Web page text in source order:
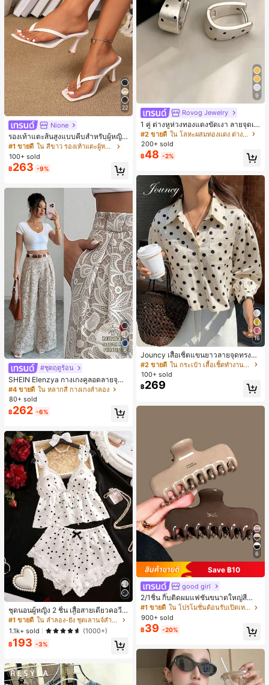
22
Nione
รองเท้าแตะส้นสูงแบบคีบสำหรับผู้หญิง
สไตล์คลาสสิก สีบล็อก สไตล์แฟรี่ฤดูร้อ
น ส้นเข็ม รองเท้าแตะแบบคีบ รองเท้าแ
ตะชายหาดแฟชั่นสายไขว้ รองเท้าผู้ห
ญิง สำหรับออฟฟิศ บ้าน กลางแจ้ง ดีไซ
น์หัวเหลี่ยม ชิคและหรูหรา สำหรับเดทไ
นท์
#1 ขายดี
ใน สีขาว รองเท้าแตะผู้หญิง
100+ sold
฿263 -9%
5
#ชุดฤดูร้อน
SHEIN Elenzya กางเกงคูลอตลายจุดเ
อวสูงแบบใหม่สำหรับฤดูใบไม้ผลิ/ฤดูร้อ
น, สไตล์หรูหราเหมาะสำหรับใส่ในชีวิต
ประจำวันและทำงาน, ให้ความรู้สึกวินเ
ทจสำหรับฤดูรับปริญญา, เทศกาลดนตร
#4 ขายดี ใน หลากสี กางเกงลำลอง
80+ sold
฿262 -6%
ชุดนอนผู้หญิง 2 ชิ้น เสื้อสายเดี่ยวคอวีลู
กไม้ พร้อมกางเกงขาสั้นแต่งลูกไม้ แต่ง
โบว์ที่เอว ชุดลำลองผู้หญิงนุ่มสบายน่ารั
ก สไตล์เอสเธติก
#1 ขายดี
ใน ลำลอง-ยัง ชุดเลานจ์สำหรับผู้หญิง
1.1k+ sold
(1000+)
฿193 -3%
9
Rovog Jewelry
1 คู่ ต่างหูห่วงทองแดงขัดเงา ลายจุดเร
ขาคณิตสไตล์มินิมอล เหมาะสำหรับสว
มใส่ประจำวันแบบสบายๆ สำหรับผู้หญิง
#2 ขายดี
ใน โลหะผสมทองแดง ต่างหูผู้หญิง
200+ sold
฿48 -2%
16
Jouncy เสื้อเชิ้ตแขนยาวลายจุดทรงหล
วมสำหรับผู้หญิง
#2 ขายดี
ใน กระเป๋า เสื้อเชิ้ตทำงานมีกระเป๋า
100+ sold
฿269
6
Save ฿10
good girl
2/1ชิ้น กิ๊บติดผมแฟชั่นขนาดใหญ่สีน้ำ
ตาลชานมสำหรับผู้หญิง เหมาะสำหรับก
ารอาบน้ำ ล้างหน้า และจัดแต่งทรงผม
#1 ขายดี
ใน โปรโมชั่นต้อนรับเปิดเทอม เครื่องประดับผมผู้หญิง
900+ sold
฿39 -20%